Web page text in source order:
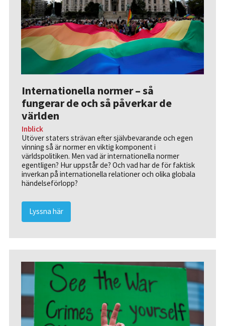
Internationella normer – så
fungerar de och så påverkar de
världen
Inblick
Utöver staters strävan efter självbevarande och egen
vinning så är normer en viktig komponent i
världspolitiken. Men vad är internationella normer
egentligen? Hur uppstår de? Och vad har de för faktisk
inverkan på internationella relationer och olika globala
händelseförlopp?
Lyssna här